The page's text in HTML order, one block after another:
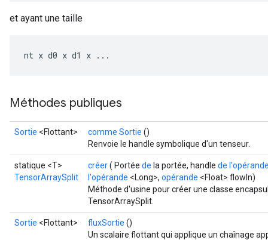
et ayant une taille
nt x d0 x d1 x ...
Méthodes publiques
Sortie <Flottant> comme Sortie ()
Renvoie le handle symbolique d'un tenseur.
statique <T>
TensorArraySplit
créer( Portée de la portée, handle de
l'opérande <Long>, opérande <Float> flowIn)
Méthode d'usine pour créer une classe
TensorArraySplit.
Sortie <Flottant> fluxSortie ()
Un scalaire flottant qui applique un chaînage